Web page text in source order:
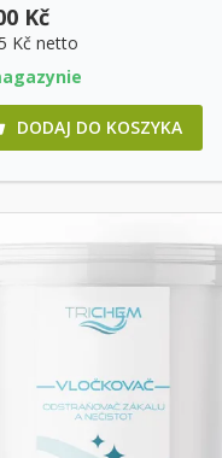
Kč
Kč netto
DODAJ DO KOSZYKA